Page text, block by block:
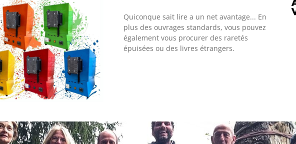
131.
libre :
hors
15
main
minutes
au
- 60°C
même
:
de
:
fonctions
avec
de
°F ou
base
1470 x 740 x 1835 mm fourni
avec 2 étampes combinées,
avec disjoncteur-protecteur de
moteur et bouton d'arrêt
d'urgence, monté sur socle en
acier no. de série #N
Quiconque sait lire a un net avantage... En
plus des ouvrages standards, vous pouvez
également vous procurer des raretés
épuisées ou des livres étrangers.